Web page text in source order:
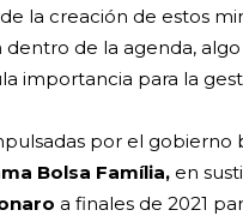
la creación de estos
de la agenda,
importancia para la
por el
Bolsa Família, en
a finales de 2021